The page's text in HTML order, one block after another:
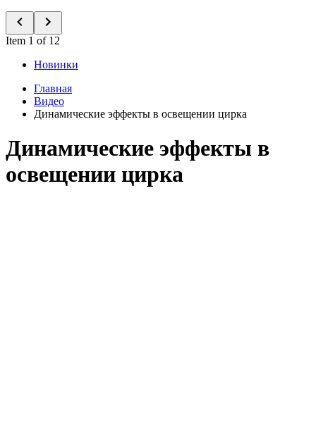
Item 1 of 12
Новинки
Главная
Видео
Динамические эффекты в освещении цирка
Динамические эффекты в
освещении цирка